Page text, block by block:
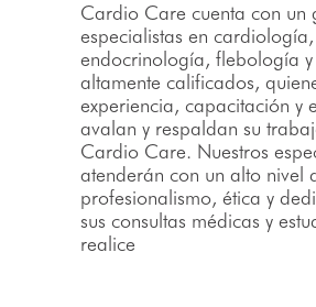
Cardio Care cuenta con un
especialistas en cardiología,
endocrinología, flebología y
altamente calificados,
experiencia, capacitación y
avalan y respaldan su
Cardio Care. Nuestros
atenderán con un alto nivel
profesionalismo, ética y
sus consultas médicas y
realice